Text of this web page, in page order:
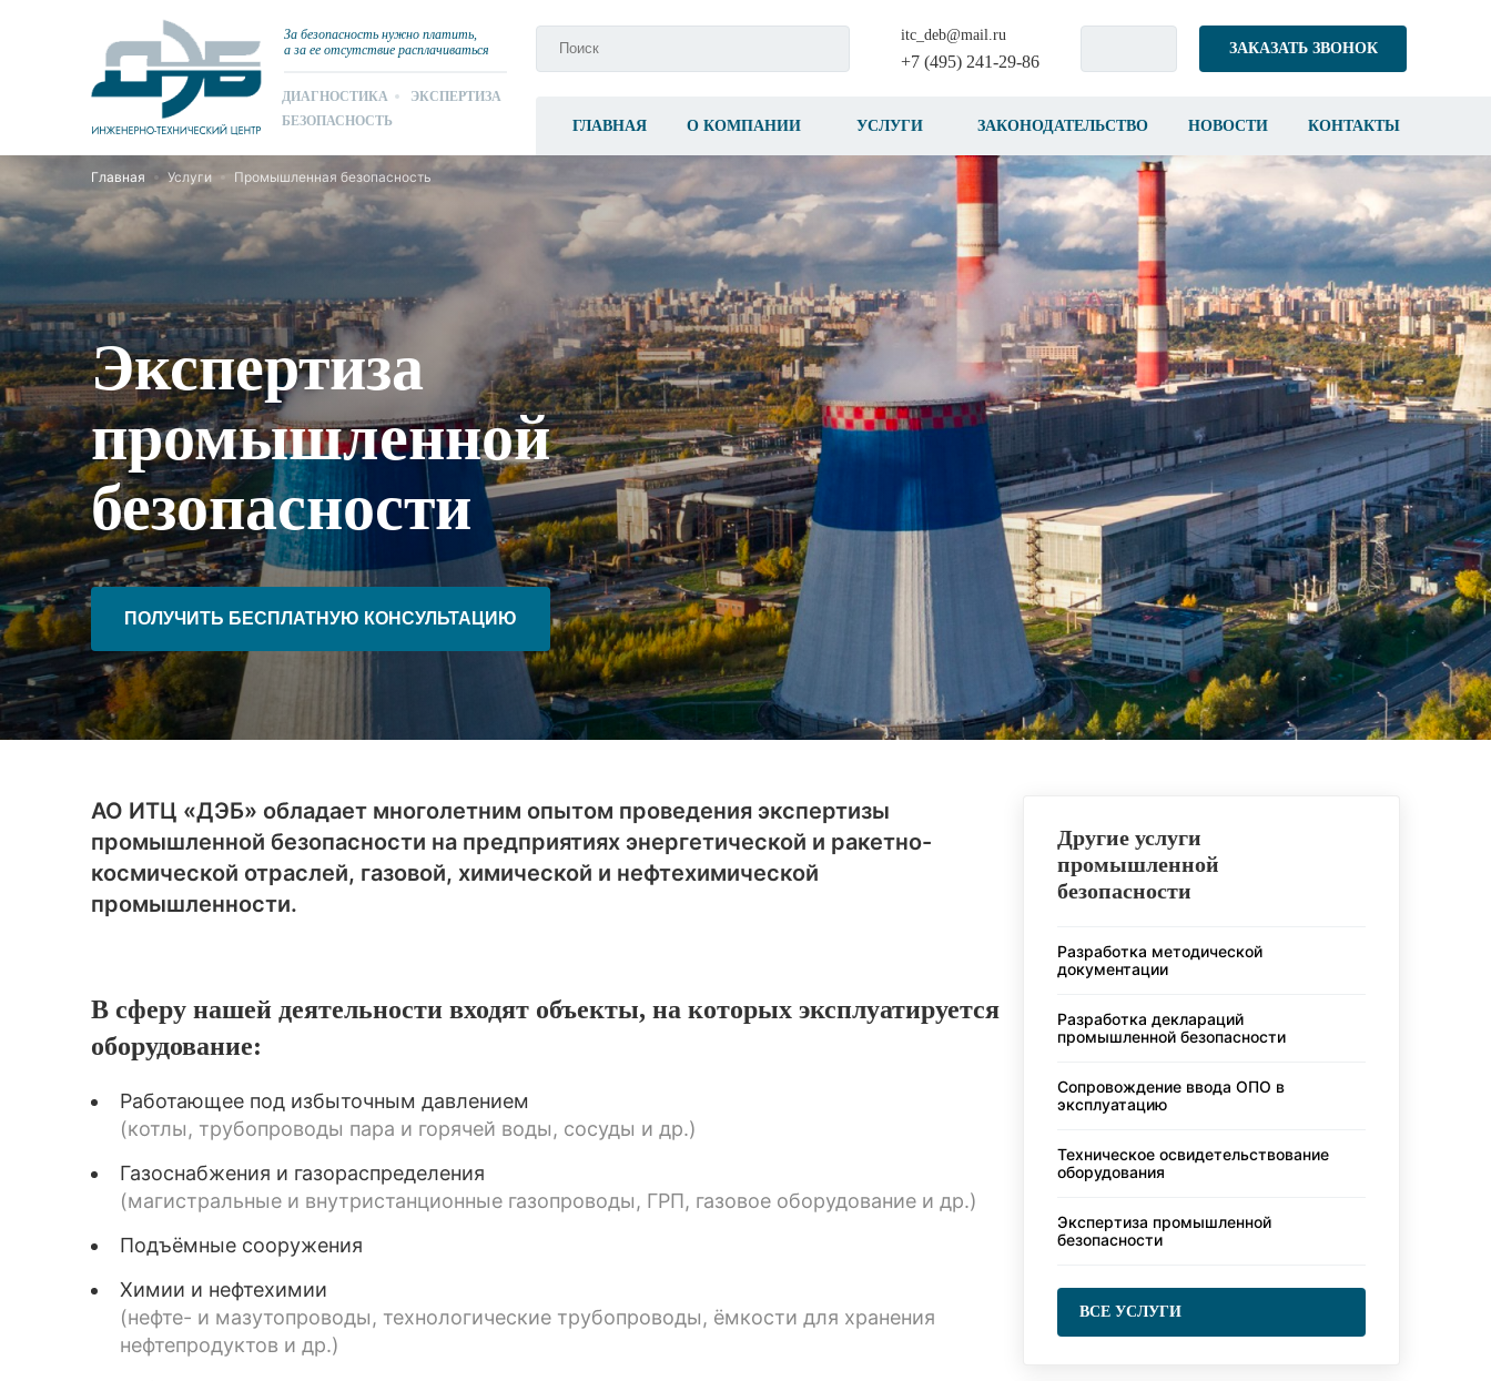
За безопасность нужно платить,
а за ее отсутствие расплачиваться
ДИАГНОСТИКА
ЭКСПЕРТИЗА
БЕЗОПАСНОСТЬ
itc_deb@mail.ru
+7 (495) 241-29-86
ЗАКАЗАТЬ ЗВОНОК
ГЛАВНАЯ О КОМПАНИИ УСЛУГИ ЗАКОНОДАТЕЛЬСТВО НОВОСТИ КОНТАКТЫ
Главная Услуги Промышленная безопасность
Экспертиза
промышленной
безопасности
ПОЛУЧИТЬ БЕСПЛАТНУЮ КОНСУЛЬТАЦИЮ
АО ИТЦ «ДЭБ» обладает многолетним опытом проведения экспертизы
промышленной безопасности на предприятиях энергетической и ракетно-
космической отраслей, газовой, химической и нефтехимической
промышленности.
В сферу нашей деятельности входят объекты, на которых эксплуатируется
оборудование:
Работающее под избыточным давлением
(котлы, трубопроводы пара и горячей воды, сосуды и др.)
Газоснабжения и газораспределения
(магистральные и внутристанционные газопроводы, ГРП, газовое оборудование и др.)
Подъёмные сооружения
Химии и нефтехимии
(нефте- и мазутопроводы, технологические трубопроводы, ёмкости для хранения
нефтепродуктов и др.)
Другие услуги
промышленной
безопасности
Разработка методической
документации
Разработка деклараций
промышленной безопасности
Сопровождение ввода ОПО в
эксплуатацию
Техническое освидетельствование
оборудования
Экспертиза промышленной
безопасности
ВСЕ УСЛУГИ